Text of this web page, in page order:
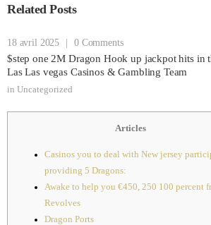
Related Posts
18 avril 2025 | 0 Comments
$step one 2M Dragon Hook up jackpot hits in
Las Las vegas Casinos & Gambling Team
in Uncategorized
Articles
Casinos you to deal with New jersey
providing 5 Dragons:
Awake to help you €450, 250 100 percent
Revolves
Dragon Ports